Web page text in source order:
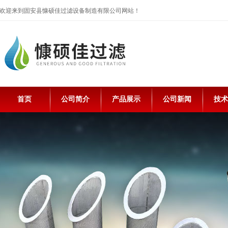
欢迎来到固安县慷硕佳过滤设备制造有限公司网站！
首页 公司简介 产品展示 公司新闻 技